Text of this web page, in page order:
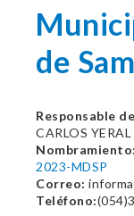
de
Responsable
CARLOS
Nombramiento:
2023-MDSP
Correo:
Teléfono: